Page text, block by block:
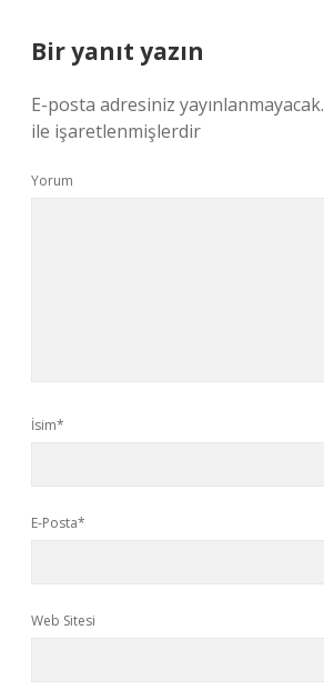
Bir yanıt yazın
E-posta adresiniz yayınlanmayacak.
ile işaretlenmişlerdir
Yorum
İsim*
E-Posta*
Web Sitesi